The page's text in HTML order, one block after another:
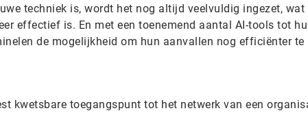
techniek is, wordt het nog altijd veelvuldig ingezet, wat
effectief is. En met een toenemend aantal AI-tools tot
de mogelijkheid om hun aanvallen nog efficiënter te
kwetsbare toegangspunt tot het netwerk van een